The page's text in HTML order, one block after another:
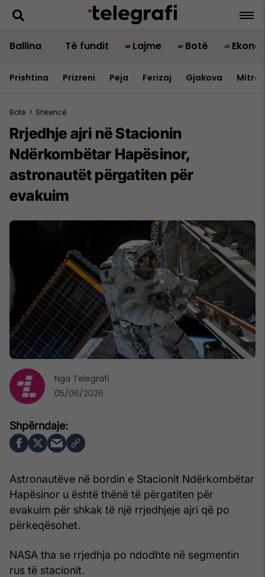
Ballina Të fundit Lajme Botë
Prishtina Prizreni Peja Ferizaj Gjakova
Botë > Shkencë
Rrjedhje ajri në Stacionin
Ndërkombëtar Hapësinor,
astronautët përgatiten për
evakuim
Astronautëve në bordin e Stacionit Ndërkombëtar
Hapësinor u është thënë të përgatiten për
evakuim për shkak të një rrjedhjeje ajri që po
përkeqësohet.
NASA tha se rrjedhja po ndodhte në segmentin
rus të stacionit.
Nga Telegrafi
05/06/2026